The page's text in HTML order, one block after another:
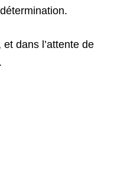
dans l’attente de